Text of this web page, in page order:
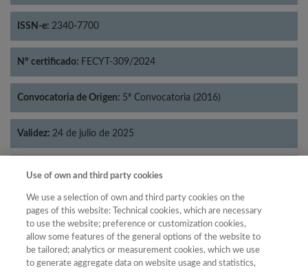
ISSN-e: 2340-7700
Nº certificado: FECYT-309/2024
Convocatoria de Origen: 5ª Convocatoria (2016)
Validez: 24 de julio de 2025
Categorías: Psicología
Año
Año Filtrar
Use of own and third party cookies
We use a selection of own and third party cookies on the
pages of this website: Technical cookies, which are necessary
to use the website; preference or customization cookies,
allow some features of the general options of the website to
be tailored; analytics or measurement cookies, which we use
to generate aggregate data on website usage and statistics,